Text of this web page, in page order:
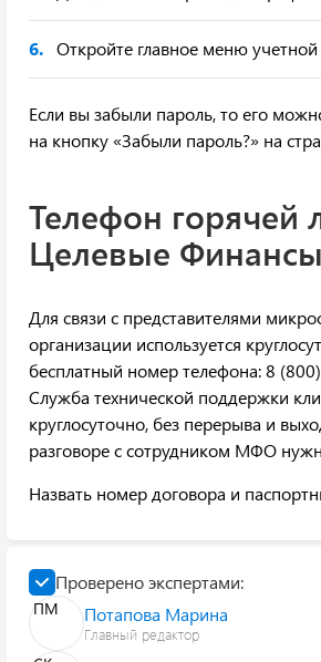
Откройте главное меню учетной
Если вы забыли пароль, то его
на кнопку «Забыли пароль?» на
Телефон горячей
Целевые Финансы
Для связи с представителями
организации используется
бесплатный номер телефона: 8
Служба технической поддержки
круглосуточно, без перерыва и
разговоре с сотрудником МФО
Назвать номер договора и
Проверено экспертами:
ПМ Потапова Марина
Главный редактор